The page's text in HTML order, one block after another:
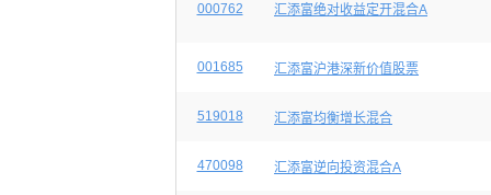
000762 汇添富绝对收益定开混合A
001685 汇添富沪港深新价值股票
519018 汇添富均衡增长混合
470098 汇添富逆向投资混合A